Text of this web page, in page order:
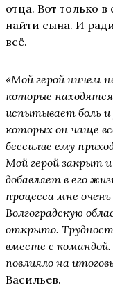
отца. Вот только
найти сына. И
всё.
«Мой герой ничем
которые
испытывает боль
которых он чаще
бессилие ему
Мой герой закрыт
добавляет в его
процесса мне
Волгоградскую
открыто.
вместе с
повлияло на
Васильев.